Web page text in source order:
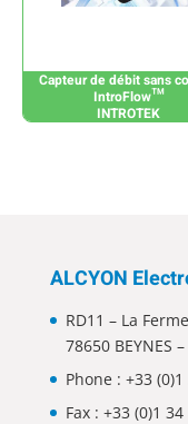
Capteur de débit sans
IntroFlow™
INTROTEK
ALCYON
RD11 – La
78650 BEYNES –
Phone : +33
Fax : +33 (0)1